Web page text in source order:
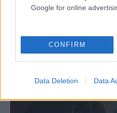
Google for online
CONFIRM
Data Deletion Data
στον Λυκαβηττό